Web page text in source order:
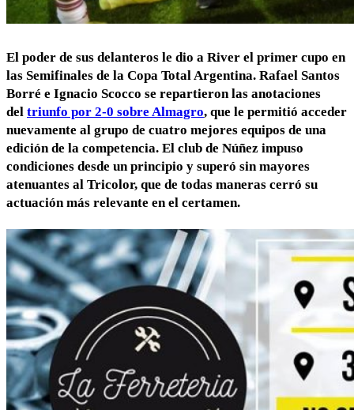
El poder de sus delanteros le dio a River el primer cupo en
las Semifinales de la Copa Total Argentina. Rafael Santos
Borré e Ignacio Scocco se repartieron las anotaciones
del triunfo por 2-0 sobre Almagro, que le permitió acceder
nuevamente al grupo de cuatro mejores equipos de una
edición de la competencia. El club de Núñez impuso
condiciones desde un principio y superó sin mayores
atenuantes al Tricolor, que de todas maneras cerró su
actuación más relevante en el certamen.